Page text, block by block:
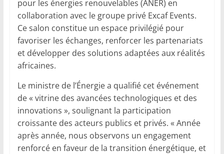
pour les énergies renouvelables (ANER) en
collaboration avec le groupe privé Excaf Events.
Ce salon constitue un espace privilégié pour
favoriser les échanges, renforcer les partenariats
et développer des solutions adaptées aux réalités
africaines.
Le ministre de l’Énergie a qualifié cet événement
de « vitrine des avancées technologiques et des
innovations », soulignant la participation
croissante des acteurs publics et privés. « Année
après année, nous observons un engagement
renforcé en faveur de la transition énergétique, et